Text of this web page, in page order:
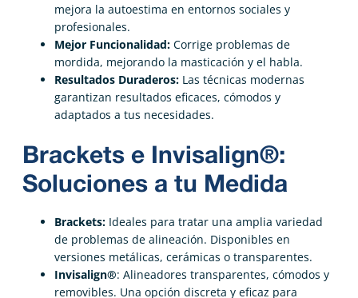
mejora la autoestima en entornos sociales y
profesionales.
Mejor Funcionalidad: Corrige problemas de
mordida, mejorando la masticación y el habla.
Resultados Duraderos: Las técnicas modernas
garantizan resultados eficaces, cómodos y
adaptados a tus necesidades.
Brackets e Invisalign®:
Soluciones a tu Medida
Brackets: Ideales para tratar una amplia variedad
de problemas de alineación. Disponibles en
versiones metálicas, cerámicas o transparentes.
Invisalign®: Alineadores transparentes, cómodos y
removibles. Una opción discreta y eficaz para